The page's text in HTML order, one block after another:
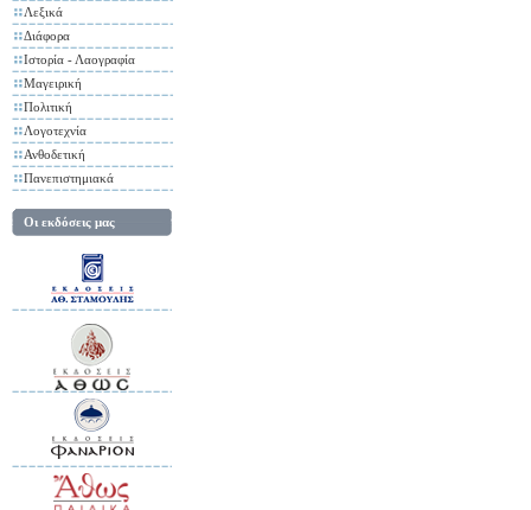
Λεξικά
Διάφορα
Ιστορία - Λαογραφία
Μαγειρική
Πολιτική
Λογοτεχνία
Ανθοδετική
Πανεπιστημιακά
Οι εκδόσεις μας